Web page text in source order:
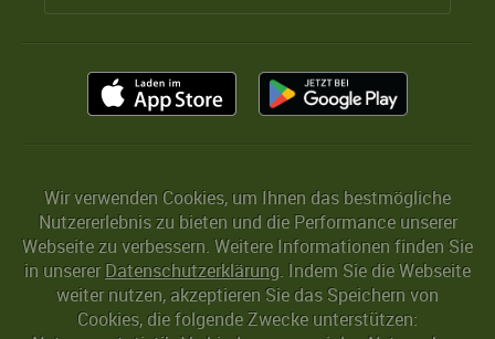
Wir verwenden Cookies, um Ihnen das bestmögliche
Nutzererlebnis zu bieten und die Performance unserer
Webseite zu verbessern. Weitere Informationen finden Sie
in unserer Datenschutzerklärung. Indem Sie die Webseite
weiter nutzen, akzeptieren Sie das Speichern von
Cookies, die folgende Zwecke unterstützen: